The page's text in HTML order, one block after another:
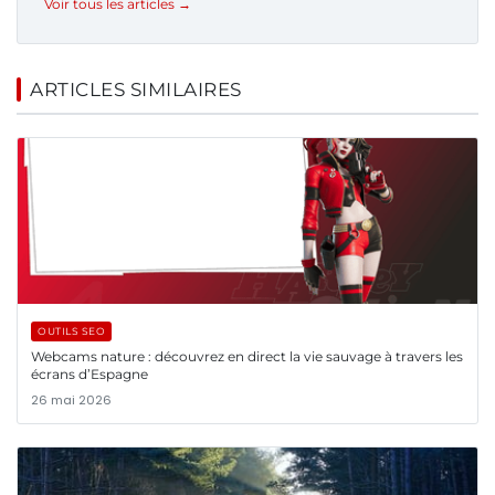
Voir tous les articles →
ARTICLES SIMILAIRES
OUTILS SEO
Webcams nature : découvrez en direct la vie sauvage à travers les
écrans d’Espagne
26 mai 2026